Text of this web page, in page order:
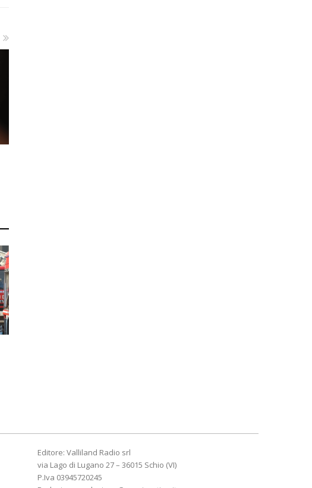
Editore: Valliland Radio srl
via Lago di Lugano 27 – 36015 Schio (VI)
P.Iva 03945720245